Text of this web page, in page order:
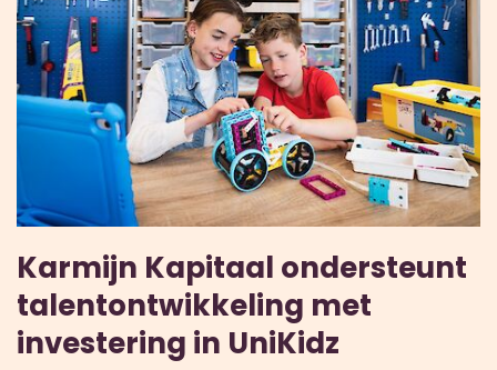
Karmijn Kapitaal ondersteunt
talentontwikkeling met
investering in UniKidz